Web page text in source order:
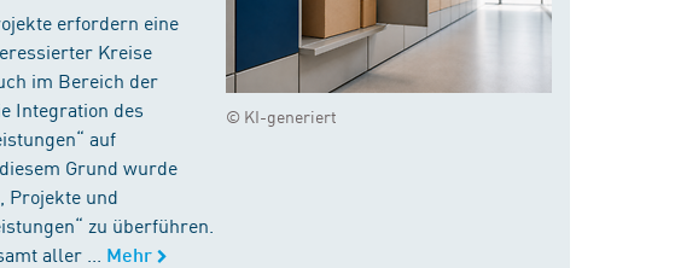
© KI-generiert
erfordern eine
Kreise
im Bereich der
Integration des
auf
Grund wurde
Projekte und
zu überführen.
aller ...
Mehr